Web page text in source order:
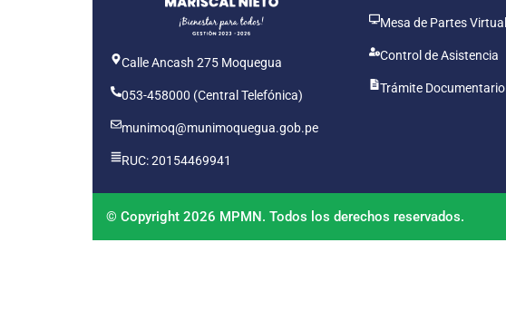
Calle Ancash 275 Moquegua
053-458000 (Central Telefónica)
munimoq@munimoquegua.gob.pe
RUC: 20154469941
Mesa de Partes Virtual
Control de Asistencia
Trámite Documentario
© Copyright 2026 MPMN. Todos los derechos reservados.